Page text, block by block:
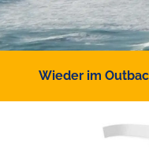
Wieder im